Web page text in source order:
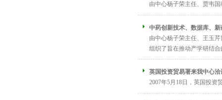
由中心杨子荣主任、贾韦
中药创新技术、数据库、
由中心杨子荣主任、王玉
组织了旨在推动产学研结
英国投资贸易署来我中心
2007年5月18日，英国投资